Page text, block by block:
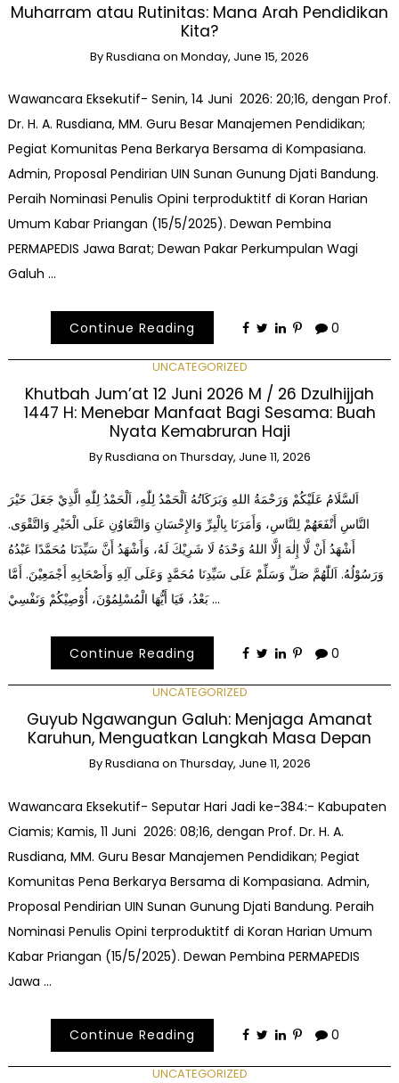
Muharram atau Rutinitas: Mana Arah Pendidikan
Kita?
ByRusdiana on Monday, June 15, 2026
Wawancara Eksekutif- Senin, 14 Juni 2026: 20;16, dengan Prof.
Dr. H. A. Rusdiana, MM. Guru Besar Manajemen Pendidikan;
Pegiat Komunitas Pena Berkarya Bersama di Kompasiana.
Admin, Proposal Pendirian UIN Sunan Gunung Djati Bandung.
Peraih Nominasi Penulis Opini terproduktitf di Koran Harian
Umum Kabar Priangan (15/5/2025). Dewan Pembina
PERMAPEDIS Jawa Barat; Dewan Pakar Perkumpulan Wagi
Galuh …
Continue Reading 0
UNCATEGORIZED
Khutbah Jum’at 12 Juni 2026 M / 26 Dzulhijjah
1447 H: Menebar Manfaat Bagi Sesama: Buah
Nyata Kemabruran Haji
ByRusdiana on Thursday, June 11, 2026
اَلسَّلَامُ عَلَيْكُمْ وَرَحْمَةُ اللهِ وَبَرَكَاتُهُ اَلْحَمْدُ لِلّٰهِ، اَلْحَمْدُ لِلّٰهِ الَّذِيْ جَعَلَ خَيْرَ
النَّاسِ أَنْفَعَهُمْ لِلنَّاسِ، وَأَمَرَنَا بِالْبِرِّ وَالإِحْسَانِ وَالتَّعَاوُنِ عَلَى الْخَيْرِ وَالتَّقْوَى.
أَشْهَدُ أَنْ لَّا إِلٰهَ إِلَّا اللهُ وَحْدَهُ لَا شَرِيْكَ لَهُ، وَأَشْهَدُ أَنَّ سَيِّدَنَا مُحَمَّدًا عَبْدُهُ
وَرَسُوْلُهُ. اَللّٰهُمَّ صَلِّ وَسَلِّمْ عَلَى سَيِّدِنَا مُحَمَّدٍ وَعَلَى آلِهِ وَأَصْحَابِهِ أَجْمَعِيْنَ. أَمَّا
بَعْدُ، فَيَا أَيُّهَا الْمُسْلِمُوْنَ، أُوْصِيْكُمْ وَنَفْسِيْ …
Continue Reading 0
UNCATEGORIZED
Guyub Ngawangun Galuh: Menjaga Amanat
Karuhun, Menguatkan Langkah Masa Depan
ByRusdiana on Thursday, June 11, 2026
Wawancara Eksekutif- Seputar Hari Jadi ke-384:- Kabupaten
Ciamis; Kamis, 11 Juni 2026: 08;16, dengan Prof. Dr. H. A.
Rusdiana, MM. Guru Besar Manajemen Pendidikan; Pegiat
Komunitas Pena Berkarya Bersama di Kompasiana. Admin,
Proposal Pendirian UIN Sunan Gunung Djati Bandung. Peraih
Nominasi Penulis Opini terproduktitf di Koran Harian Umum
Kabar Priangan (15/5/2025). Dewan Pembina PERMAPEDIS
Jawa …
Continue Reading 0
UNCATEGORIZED